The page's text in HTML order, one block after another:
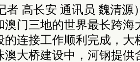
者 高长安 通讯员 魏清源
澳门三地的世界最长跨
的连接工作顺利完成，大
澳大桥建设中，河钢提供